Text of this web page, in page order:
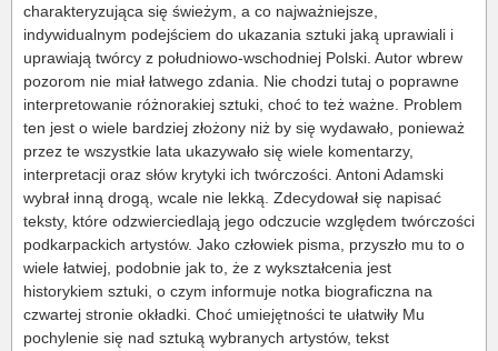
charakteryzująca się świeżym, a co najważniejsze,
indywidualnym podejściem do ukazania sztuki jaką uprawiali i
uprawiają twórcy z południowo-wschodniej Polski. Autor wbrew
pozorom nie miał łatwego zdania. Nie chodzi tutaj o poprawne
interpretowanie różnorakiej sztuki, choć to też ważne. Problem
ten jest o wiele bardziej złożony niż by się wydawało, ponieważ
przez te wszystkie lata ukazywało się wiele komentarzy,
interpretacji oraz słów krytyki ich twórczości. Antoni Adamski
wybrał inną drogą, wcale nie lekką. Zdecydował się napisać
teksty, które odzwierciedlają jego odczucie względem twórczości
podkarpackich artystów. Jako człowiek pisma, przyszło mu to o
wiele łatwiej, podobnie jak to, że z wykształcenia jest
historykiem sztuki, o czym informuje notka biograficzna na
czwartej stronie okładki. Choć umiejętności te ułatwiły Mu
pochylenie się nad sztuką wybranych artystów, tekst